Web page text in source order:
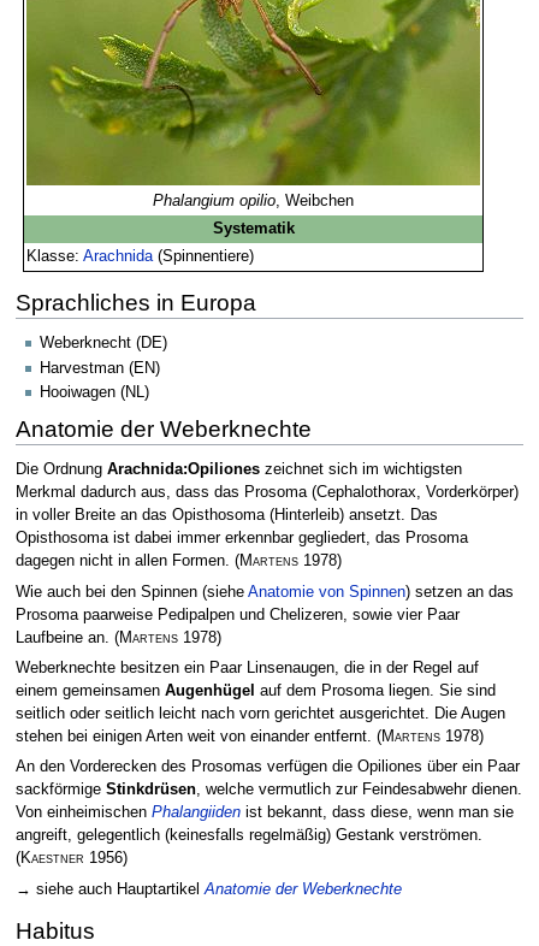
Phalangium opilio , Weibchen
Systematik
Klasse:Arachnida (Spinnentiere)
Sprachliches in Europa
Weberknecht (DE)
Harvestman (EN)
Hooiwagen (NL)
Anatomie der Weberknechte
Die Ordnung Arachnida:Opilioneszeichnet sich im wichtigsten
Merkmal dadurch aus, dass das Prosoma (Cephalothorax, Vorderkörper)
in voller Breite an das Opisthosoma (Hinterleib) ansetzt. Das
Opisthosoma ist dabei immer erkennbar gegliedert, das Prosoma
dagegen nicht in allen Formen. (Martens1978)
Wie auch bei den Spinnen (siehe Anatomie von Spinnen) setzen an das
Prosoma paarweise Pedipalpen und Chelizeren, sowie vier Paar
Laufbeine an. (Martens1978)
Weberknechte besitzen ein Paar Linsenaugen, die in der Regel auf
einem gemeinsamen Augenhügel auf dem Prosoma liegen. Sie sind
seitlich oder seitlich leicht nach vorn gerichtet ausgerichtet. Die Augen
stehen bei einigen Arten weit von einander entfernt. (Martens1978)
An den Vorderecken des Prosomas verfügen die Opiliones über ein Paar
sackförmige Stinkdrüsen, welche vermutlich zur Feindesabwehr dienen.
Von einheimischen Phalangiidenist bekannt, dass diese, wenn man sie
angreift, gelegentlich (keinesfalls regelmäßig) Gestank verströmen.
(Kaestner 1956)
→ siehe auch Hauptartikel Anatomie der Weberknechte
Habitus